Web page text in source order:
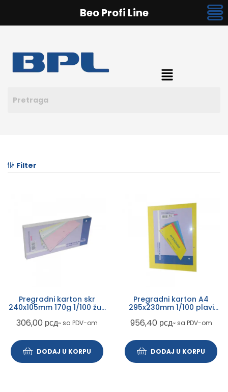
Filter
Pregradni karton skr
240x105mm 170g 1/100 žuti
306,00 рсд~ sa PDV-om
DODAJ U KORPU
Pregradni karton A4
295x230mm 1/100 plavi
956,40 рсд~ sa PDV-om
DODAJ U KORPU
Beo Profi Line